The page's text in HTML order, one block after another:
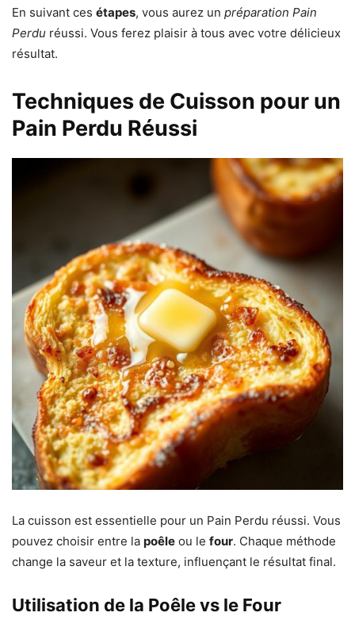
En suivant ces étapes, vous aurez un préparation Pain
Perdu réussi. Vous ferez plaisir à tous avec votre délicieux
résultat.
Techniques de Cuisson pour un
Pain Perdu Réussi
La cuisson est essentielle pour un Pain Perdu réussi. Vous
pouvez choisir entre la poêle ou le four. Chaque méthode
change la saveur et la texture, influençant le résultat final.
Utilisation de la Poêle vs le Four